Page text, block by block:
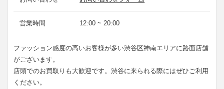
営業時間 12:00 ~ 20:00
ファッション感度の高いお客様が多い渋谷区神南エリアに路面店舗
がございます。
店頭でのお買取りも大歓迎です。渋谷に来られる際にはぜひご利用
ください。